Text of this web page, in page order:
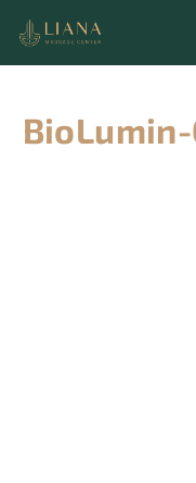
obsah